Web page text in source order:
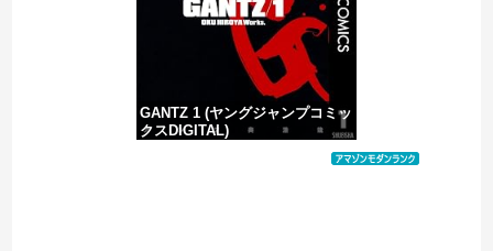
GANTZ 1 (ヤングジャンプコミッ
クスDIGITAL)
価格：¥100